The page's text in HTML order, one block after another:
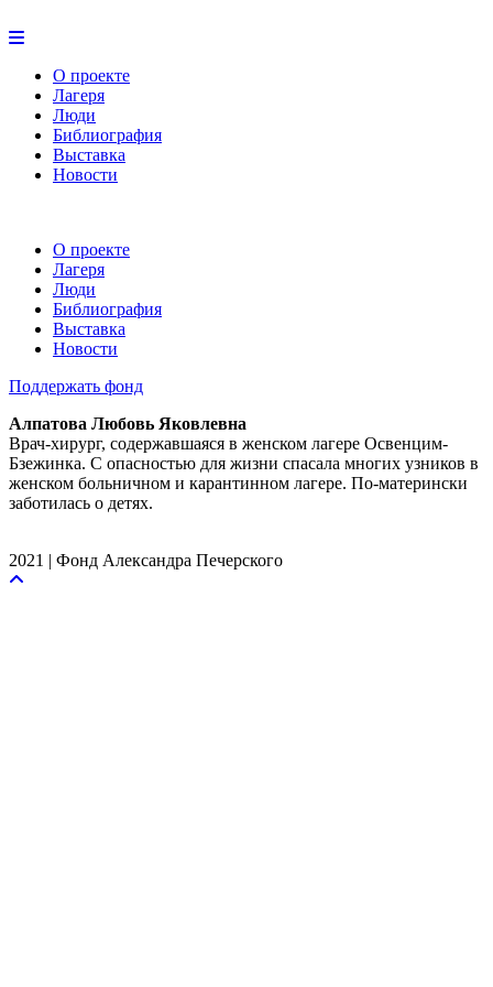
О проекте
Лагеря
Люди
Библиография
Выставка
Новости
О проекте
Лагеря
Люди
Библиография
Выставка
Новости
Поддержать фонд
Алпатова Любовь Яковлевна
Врач-хирург, содержавшаяся в женском лагере Освенцим-
Бзежинка. С опасностью для жизни спасала многих узников в
женском больничном и карантинном лагере. По-матерински
заботилась о детях.
2021 | Фонд Александра Печерского